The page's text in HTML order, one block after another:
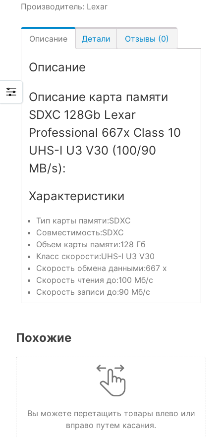
Производитель: Lexar
Описание Детали Отзывы (0)
Описание
Описание карта памяти
SDXC 128Gb Lexar
Professional 667x Class 10
UHS-I U3 V30 (100/90
MB/s):
Характеристики
Тип карты памяти:SDXC
Совместимость:SDXC
Объем карты памяти:128 Гб
Класс скорости:UHS-I U3 V30
Скорость обмена данными:667 x
Скорость чтения до:100 Мб/с
Скорость записи до:90 Мб/с
Похожие
Вы можете перетащить товары влево или
вправо путем касания.